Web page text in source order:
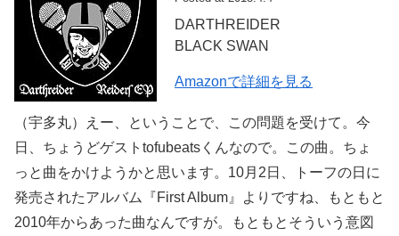
DARTHREIDER
BLACK SWAN
Amazonで詳細を見る
（宇多丸）えー、ということで、この問題を受けて。今
日、ちょうどゲストtofubeatsくんなので。この曲。ちょ
っと曲をかけようかと思います。10月2日、トーフの日に
発売されたアルバム『First Album』よりですね、もともと
2010年からあった曲なんですが。もともとそういう意図